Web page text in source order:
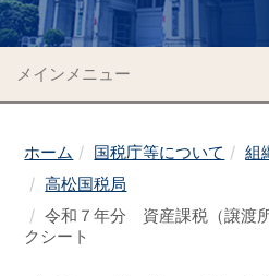
メインメニュー
ホーム 国税庁等について
組
高松国税局
令和７年分 資産課税（譲渡
クシート